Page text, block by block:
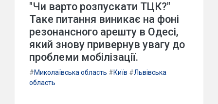
"Чи варто розпускати ТЦК?"
Таке питання виникає на фоні
резонансного арешту в Одесі,
який знову привернув увагу до
проблеми мобілізації.
#Миколаївська область #Київ #Львівська
область